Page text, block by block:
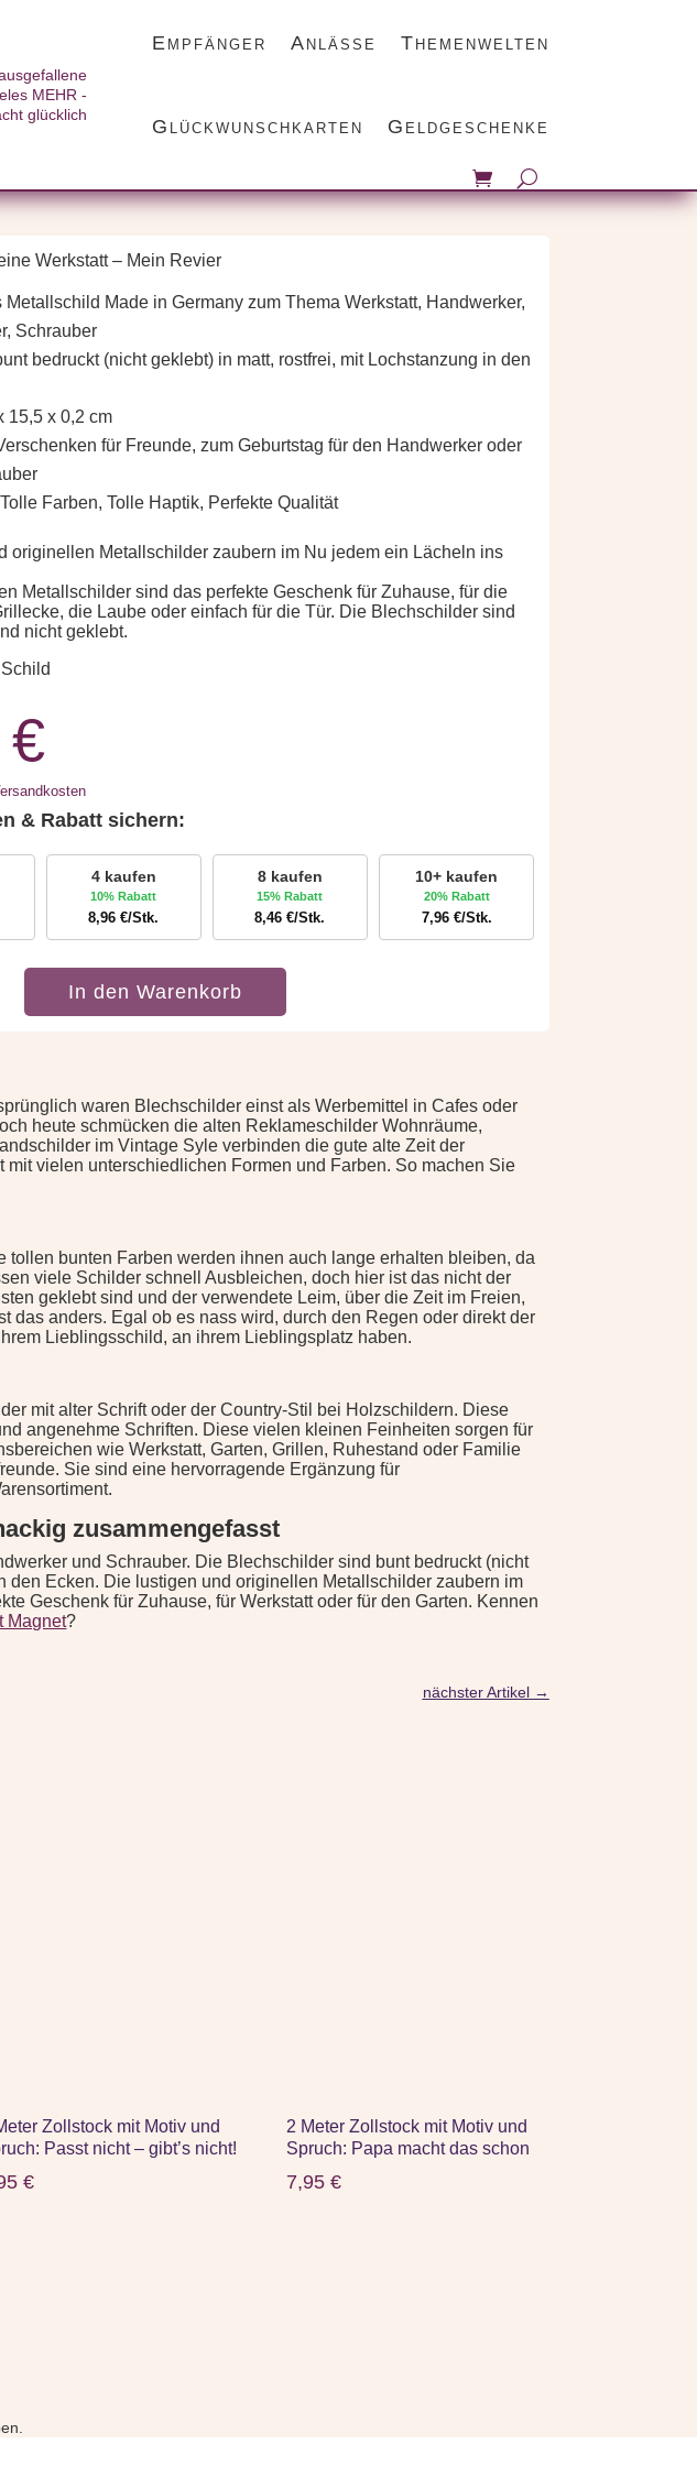
Empfänger Anlässe Themenwelten
Glückwunschkarten Geldgeschenke
– Mein Revier
Werkstatt – Mein Revier
Metallschild Made in Germany zum Thema Werkstatt, Handwerker,
Schrauber
bedruckt (nicht geklebt) in matt, rostfrei, mit Lochstanzung in den
15,5 x 0,2 cm
für Freunde, zum Geburtstag für den Handwerker oder
Farben, Tolle Haptik, Perfekte Qualität
originellen Metallschilder zaubern im Nu jedem ein Lächeln ins
Metallschilder sind das perfekte Geschenk für Zuhause, für die
die Laube oder einfach für die Tür. Die Blechschilder sind
nicht geklebt.
€
& Rabatt sichern:
4 kaufen
10% Rabatt
8,96€/Stk.
8 kaufen
15% Rabatt
8,46€/Stk.
10+ kaufen
20% Rabatt
7,96 €/Stk.
In den Warenkorb
waren Blechschilder einst als Werbemittel in Cafes oder
heute schmücken die alten Reklameschilder Wohnräume,
im Vintage Syle verbinden die gute alte Zeit der
vielen unterschiedlichen Formen und Farben. So machen Sie
bunten Farben werden ihnen auch lange erhalten bleiben, da
viele Schilder schnell Ausbleichen, doch hier ist das nicht der
geklebt sind und der verwendete Leim, über die Zeit im Freien,
anders. Egal ob es nass wird, durch den Regen oder direkt der
Lieblingsschild, an ihrem Lieblingsplatz haben.
mit alter Schrift oder der Country-Stil bei Holzschildern. Diese
angenehme Schriften. Diese vielen kleinen Feinheiten sorgen für
wie Werkstatt, Garten, Grillen, Ruhestand oder Familie
Sie sind eine hervorragende Ergänzung für
zusammengefasst
und Schrauber. Die Blechschilder sind bunt bedruckt (nicht
den Ecken. Die lustigen und originellen Metallschilder zaubern im
Geschenk für Zuhause, für Werkstatt oder für den Garten. Kennen
Magnet?
nächster Artikel→
Zollstock mit Motiv und
Passt nicht – gibt’s nicht!
€
2 Meter Zollstock mit Motiv und
Spruch: Papa macht das schon
7,95€